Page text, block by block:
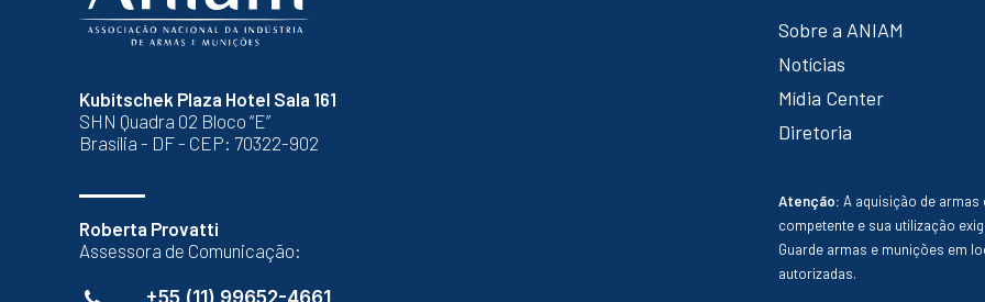
Kubitschek Plaza Hotel Sala 161
SHN Quadra 02 Bloco “E”
Brasília - DF - CEP: 70322-902
Roberta Provatti
Assessora de Comunicação:
+55 (11) 99652-4661
Sobre a ANIAM
Notícias
Mídia Center
Diretoria
Atenção: A aquisição de
competente e sua utilização
Guarde armas e munições em
autorizadas.